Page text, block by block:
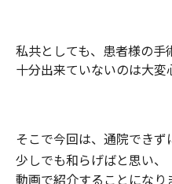
私共としても、患者様の
十分出来ていないのは大変
そこで今回は、通院でき
少しでも和らげばと思い、
動画で紹介することになり